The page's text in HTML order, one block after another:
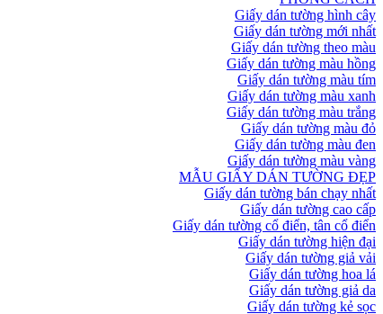
Giấy dán tường hình cây
Giấy dán tường mới nhất
Giấy dán tường theo màu
Giấy dán tường màu hồng
Giấy dán tường màu tím
Giấy dán tường màu xanh
Giấy dán tường màu trắng
Giấy dán tường màu đỏ
Giấy dán tường màu đen
Giấy dán tường màu vàng
MẪU GIẤY DÁN TƯỜNG ĐẸP
Giấy dán tường bán chạy nhất
Giấy dán tường cao cấp
Giấy dán tường cổ điển, tân cổ điển
Giấy dán tường hiện đại
Giấy dán tường giả vải
Giấy dán tường hoa lá
Giấy dán tường giả da
Giấy dán tường kẻ sọc